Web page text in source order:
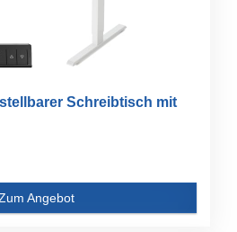
Schreibtisch mit
Angebot